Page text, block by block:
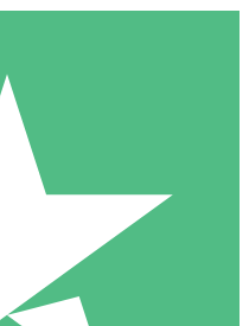
Individuels
de téléchargement. Sans
00